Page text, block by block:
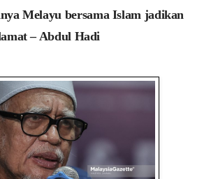
Melayu bersama Islam jadikan
– Abdul Hadi